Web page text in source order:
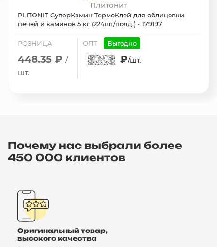
Плитонит
PLITONIT СуперКамин ТермоКлей для облицовки
печей и каминов 5 кг (224шт/подд.) - 179197
РОЗНИЦА
448.35 ₽ /
шт.
ОПТ Выгодно
₽/шт.
Почему нас выбрали более
450 000 клиентов
Оригинальный товар,
высокого качества